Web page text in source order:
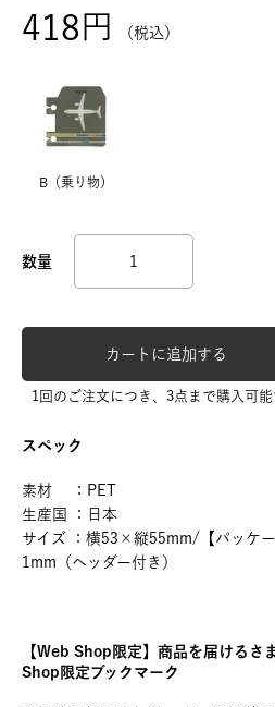
418 税込
B（乗り物）
カートに追加する
1回のご注文につき、3点まで購入可能
スペック
素材 ：PET
生産国 ：日本
サイズ ：横53×縦55mm/【パッケ
1mm（ヘッダー付き）
【Web Shop限定】商品を届けるさ
Shop限定ブックマーク